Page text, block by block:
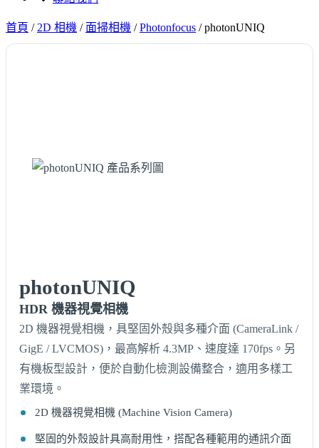
首頁 / 2D 相機 / 面掃相機 /Photonfocus /photonUNIQ
photonUNIQ
HDR 機器視覺相機
2D 機器視覺相機，具堅固外殼與多種介面 (CameraLink /
GigE / LVCMOS)，最高解析 4.3MP、速度達 170fps。另
有機板型設計，便於自動化檢測設備整合，適用多樣工
業環境。
2D 機器視覺相機 (Machine Vision Camera)
堅固的外殼設計具高耐用性，搭配各種範用的通訊介面